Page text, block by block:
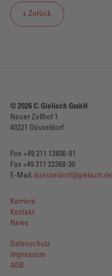
Zurück
© 2026 C. Gielisch GmbH
Neuer Zollhof 1
40221 Düsseldorf
Fon +49 211 13806-01
Fax +49 211 32368-30
E-Mail: duesseldorf@gielisch.de
Karriere
Kontakt
News
Datenschutz
Impressum
AGB